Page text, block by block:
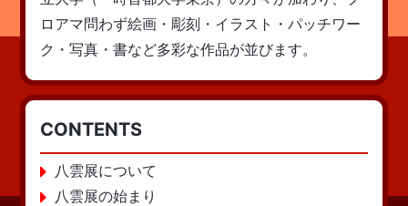
ロアマ問わず絵画・彫刻・イラスト・パッチワー
ク・写真・書など多彩な作品が並びます。
CONTENTS
八雲展について
八雲展の始まり